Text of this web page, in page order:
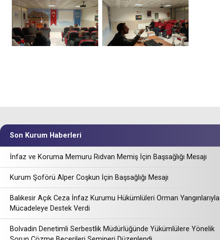
Son Kurum Haberleri
İnfaz ve Koruma Memuru Rıdvan Memiş İçin Başsağlığı Mesajı
Kurum Şoförü Alper Coşkun İçin Başsağlığı Mesajı
Balıkesir Açık Ceza İnfaz Kurumu Hükümlüleri Orman Yangınlarıyla
Mücadeleye Destek Verdi
Bolvadin Denetimli Serbestlik Müdürlüğünde Yükümlülere Yönelik